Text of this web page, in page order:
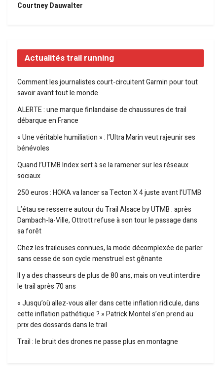
Courtney Dauwalter
Actualités trail running
Comment les journalistes court-circuitent Garmin pour tout
savoir avant tout le monde
ALERTE : une marque finlandaise de chaussures de trail
débarque en France
« Une véritable humiliation » : l’Ultra Marin veut rajeunir ses
bénévoles
Quand l’UTMB Index sert à se la ramener sur les réseaux
sociaux
250 euros : HOKA va lancer sa Tecton X 4 juste avant l’UTMB
L’étau se resserre autour du Trail Alsace by UTMB : après
Dambach-la-Ville, Ottrott refuse à son tour le passage dans
sa forêt
Chez les traileuses connues, la mode décomplexée de parler
sans cesse de son cycle menstruel est gênante
Il y a des chasseurs de plus de 80 ans, mais on veut interdire
le trail après 70 ans
« Jusqu’où allez-vous aller dans cette inflation ridicule, dans
cette inflation pathétique ? » Patrick Montel s’en prend au
prix des dossards dans le trail
Trail : le bruit des drones ne passe plus en montagne